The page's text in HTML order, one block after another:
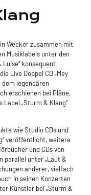
Wecker zusammen mit
Musiklabels unter den
Luise“ konsequent
Live Doppel CD „Mey
dem legendären
erschienen bei Pläne,
„Sturm & Klang“
wie Studio CDs und
veröffentlicht, weitere
und CDs von
parallel unter „Laut &
anderer, vielfach
in seinen Konzerten
Künstler bei „Sturm &